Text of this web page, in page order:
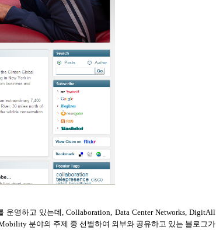
운영하고 있는데, Collaboration, Data Center Networks, DigitAll
분야의 주제 중 선별하여 외부와 공유하고 있는 블로그가